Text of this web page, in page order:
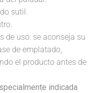
sutil.
de uso: se aconseja su
de emplatado,
el producto antes de
indicada